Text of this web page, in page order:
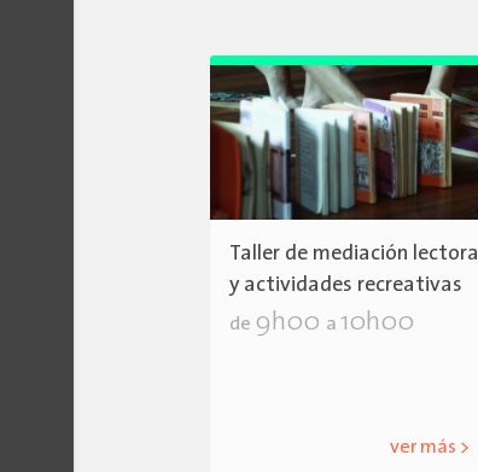
Taller de mediación lectora
y actividades recreativas
de 9h00 a 10h00
ver más >